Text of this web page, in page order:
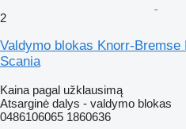
2
Valdymo blokas Knorr-
Scania
Kaina pagal užklausimą
Atsarginė dalys - valdymo blokas
0486106065 1860636